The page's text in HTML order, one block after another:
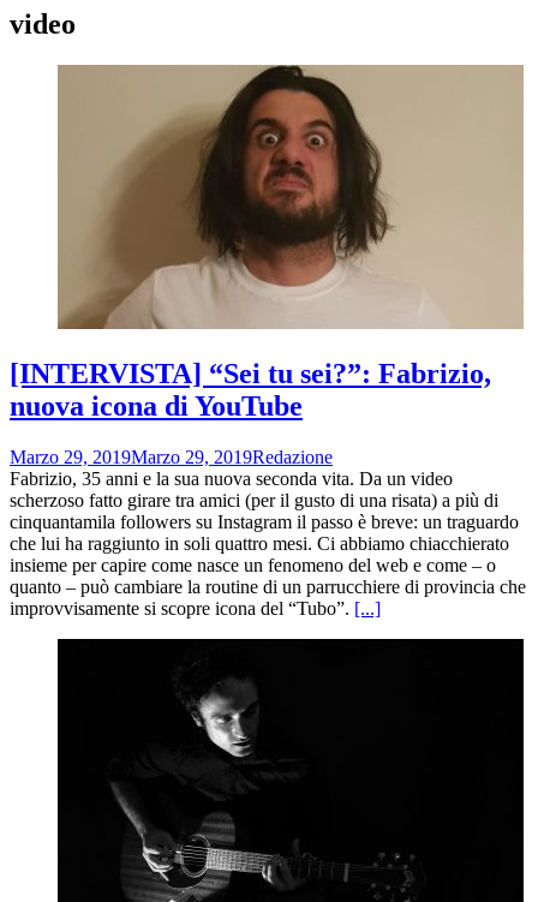
video
[INTERVISTA] “Sei tu sei?”: Fabrizio,
nuova icona di YouTube
Marzo 29, 2019Marzo 29, 2019Redazione
Fabrizio, 35 anni e la sua nuova seconda vita. Da un video
scherzoso fatto girare tra amici (per il gusto di una risata) a più di
cinquantamila followers su Instagram il passo è breve: un traguardo
che lui ha raggiunto in soli quattro mesi. Ci abbiamo chiacchierato
insieme per capire come nasce un fenomeno del web e come – o
quanto – può cambiare la routine di un parrucchiere di provincia che
improvvisamente si scopre icona del “Tubo”. [...]